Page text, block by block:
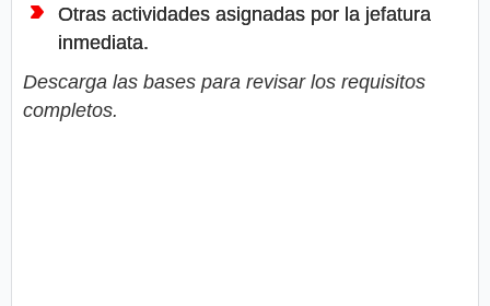
Otras actividades asignadas por la jefatura
inmediata.
Descarga las bases para revisar los requisitos
completos.